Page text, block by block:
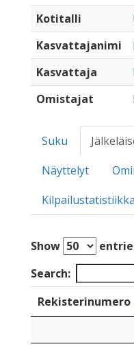
Kotitalli
Kasvattajanimi
Kasvattaja
Omistajat
Suku
Näyttelyt
Kilpailustatistiikka
Show
Search:
Rekisterinumero